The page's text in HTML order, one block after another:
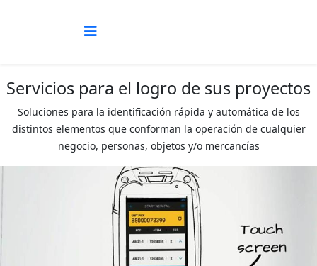
Servicios para el logro de sus proyectos
Soluciones para la identificación rápida y automática de los
distintos elementos que conforman la operación de cualquier
negocio, personas, objetos y/o mercancías